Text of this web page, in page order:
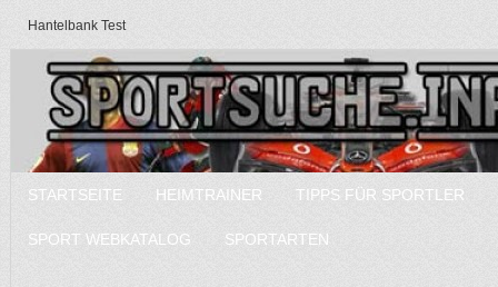
Hantelbank Test
STARTSEITE HEIMTRAINER TIPPS FÜR SPORTLER
SPORT WEBKATALOG SPORTARTEN